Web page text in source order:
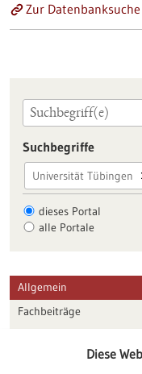
Zur
Suchbegriffe
Universität Tübingen
dieses Portal
alle Portale
Allgemein
Fachbeiträge
VeranstaltungenDiese